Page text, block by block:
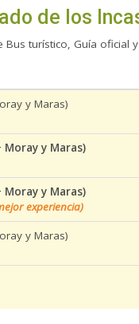
de los
Bus turístico, Guía oficial
y Maras)
Moray y Maras)
Moray y Maras)
experiencia)
y Maras)